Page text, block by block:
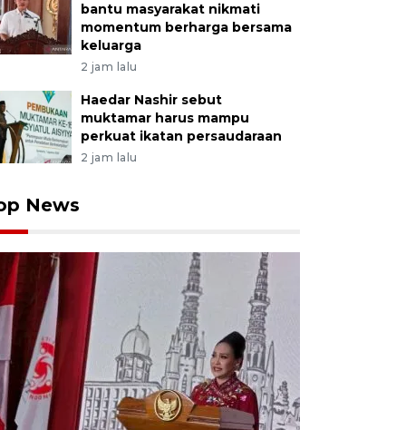
bantu masyarakat nikmati
momentum berharga bersama
keluarga
2 jam lalu
Haedar Nashir sebut
muktamar harus mampu
perkuat ikatan persaudaraan
2 jam lalu
News